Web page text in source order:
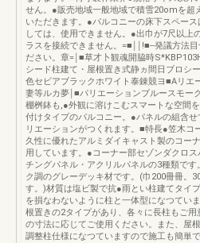
せん。●販売地域一般地域で積雪20omを超
いただきます。●パルコニーの床下スペース
しては、使用できません。●出巾が7尺以上
ラスを接続できません。=■￨￨!■‐‐発議方法
ださい。章=￨■草才卜観魂開脇時
シード柱建て・屋根置き式静ヵ間日ブロシ
色セビアブラックホワイト泰錬競ヨ■Aリエ
妻等ルカ夢￨■パリエーションブルースモー
棚桝鉢も,●外観に溶けこむスマートな空間
付けタイプのパルコニー。●パネルの組含
リエーションがつくれます。■特長●笠木コ
久性に優れたアルミダイキャスト製のコー
用しています。●コーナー部セゾンダクロ
チングパネル・アクリルパネルの3種類です
ク調のグレーデッキ材です。(巾200冊冊。
す。)材質は塩ビ製で抗●雨とい柱建てタイ
を損なわないように柱と一体型になつてい
根置きの2タイプがあり、各々に長柱もご
の寸法に応じてご使用ください。また、屋
調整柱仕様になつていますので施工も簡単で